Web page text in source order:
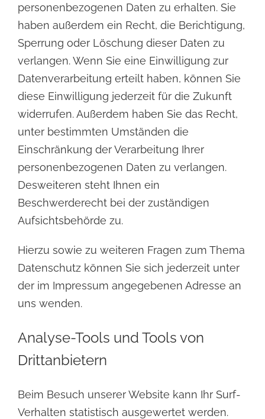
personenbezogenen Daten zu erhalten. Sie
haben außerdem ein Recht, die Berichtigung,
Sperrung oder Löschung dieser Daten zu
verlangen. Wenn Sie eine Einwilligung zur
Datenverarbeitung erteilt haben, können Sie
diese Einwilligung jederzeit für die Zukunft
widerrufen. Außerdem haben Sie das Recht,
unter bestimmten Umständen die
Einschränkung der Verarbeitung Ihrer
personenbezogenen Daten zu verlangen.
Desweiteren steht Ihnen ein
Beschwerderecht bei der zuständigen
Aufsichtsbehörde zu.
Hierzu sowie zu weiteren Fragen zum Thema
Datenschutz können Sie sich jederzeit unter
der im Impressum angegebenen Adresse an
uns wenden.
Analyse-Tools und Tools von
Drittanbietern
Beim Besuch unserer Website kann Ihr Surf-
Verhalten statistisch ausgewertet werden.